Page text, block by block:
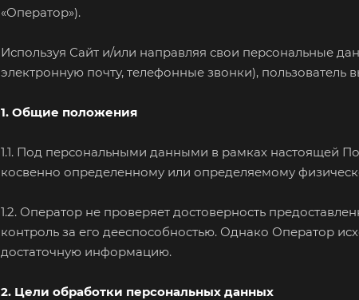
«Оператор»).
Используя Сайт и/или направляя свои персональные
электронную почту, телефонные звонки),
1. Общие положения
1.1. Под персональными данными в рамках настоящей
косвенно определенному или определяемому
1.2. Оператор не проверяет достоверность
контроль за его дееспособностью. Однако Оператор
достаточную информацию.
2. Цели обработки персональных данных